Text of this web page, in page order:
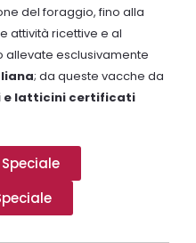
del foraggio, fino alla
attività ricettive e al
allevate esclusivamente
; da queste vacche da
e latticini certificati